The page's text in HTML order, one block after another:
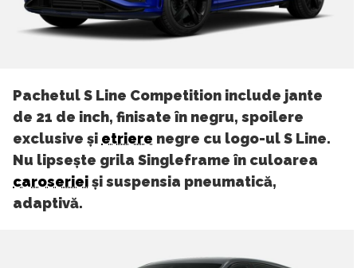
Pachetul S Line Competition include jante
de 21 de inch, finisate în negru, spoilere
exclusive și etriere negre cu logo-ul S Line.
Nu lipsește grila Singleframe în culoarea
caroserieiși suspensia pneumatică,
adaptivă.